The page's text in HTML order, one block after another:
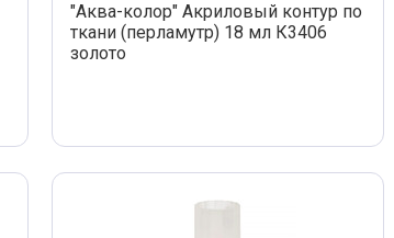
"Аква-колор" Акриловый контур по
ткани (перламутр) 18 мл К3406
золото